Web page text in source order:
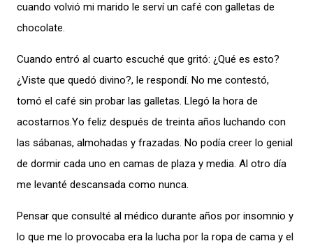
cuando volvió mi marido le serví un café con galletas de
chocolate.
Cuando entró al cuarto escuché que gritó: ¿Qué es esto?
¿Viste que quedó divino?, le respondí. No me contestó,
tomó el café sin probar las galletas. Llegó la hora de
acostarnos.Yo feliz después de treinta años luchando con
las sábanas, almohadas y frazadas. No podía creer lo genial
de dormir cada uno en camas de plaza y media. Al otro día
me levanté descansada como nunca.
Pensar que consulté al médico durante años por insomnio y
lo que me lo provocaba era la lucha por la ropa de cama y el